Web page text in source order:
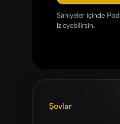
Saniyeler içinde
izleyebilirsin.
Şovlar